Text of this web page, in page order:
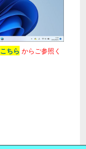
こちら からご参照く